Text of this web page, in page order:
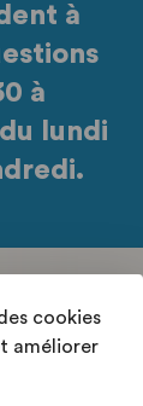
à
à
lundi
cookies
améliorer